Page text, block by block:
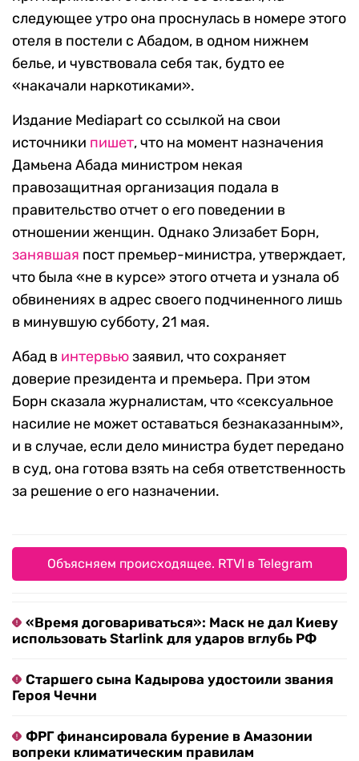
следующее утро она проснулась в номере этого
отеля в постели с Абадом, в одном нижнем
белье, и чувствовала себя так, будто ее
«накачали наркотиками».
Издание Mediapart со ссылкой на свои
источники пишет, что на момент назначения
Дамьена Абада министром некая
правозащитная организация подала в
правительство отчет о его поведении в
отношении женщин. Однако Элизабет Борн,
занявшая пост премьер-министра, утверждает,
что была «не в курсе» этого отчета и узнала об
обвинениях в адрес своего подчиненного лишь
в минувшую субботу, 21 мая.
Абад в интервьюзаявил, что сохраняет
доверие президента и премьера. При этом
Борн сказала журналистам, что «сексуальное
насилие не может оставаться безнаказанным»,
и в случае, если дело министра будет передано
в суд, она готова взять на себя ответственность
за решение о его назначении.
Объясняем происходящее. RTVI в Telegram
«Время договариваться»: Маск не дал Киеву
использовать Starlink для ударов вглубь РФ
Старшего сына Кадырова удостоили звания
Героя Чечни
ФРГ финансировала бурение в Амазонии
вопреки климатическим правилам